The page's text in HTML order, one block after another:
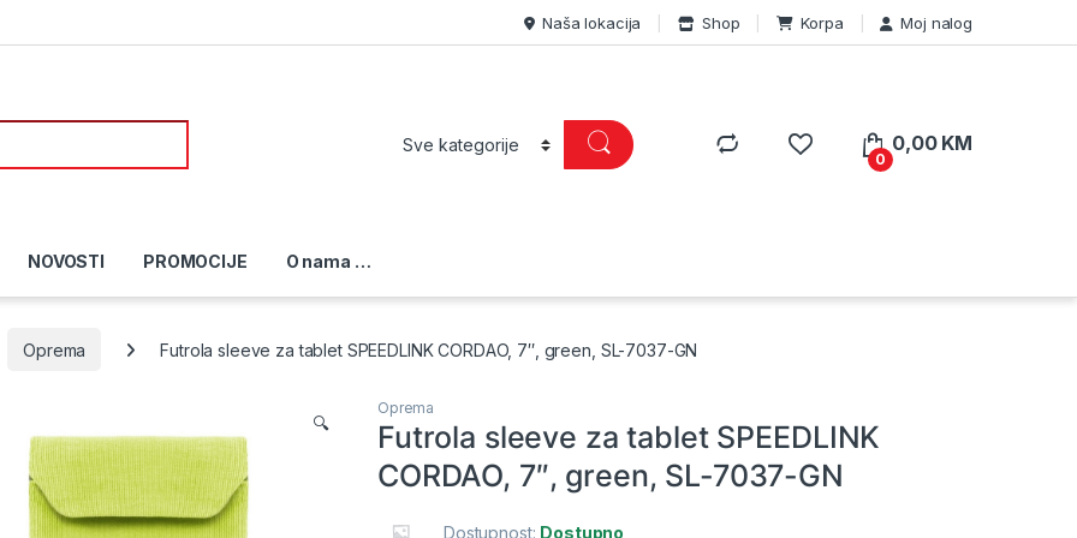
Naša lokacija Shop Korpa Moj nalog
0
0,00 KM
NOVOSTI PROMOCIJE O nama …
Oprema Futrola sleeve za tablet SPEEDLINK CORDAO, 7″, green, SL-7037-GN
🔍
Oprema
Futrola sleeve za tablet SPEEDLINK
CORDAO, 7″, green, SL-7037-GN
Dostupnost: Dostupno